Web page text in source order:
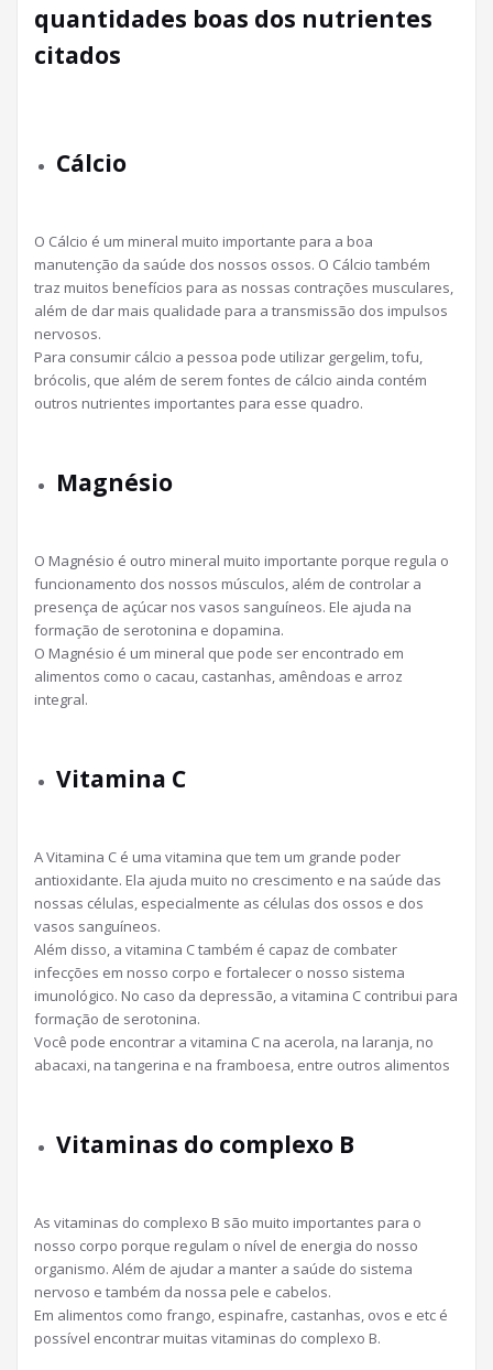
quantidades boas dos nutrientes
citados
Cálcio
O Cálcio é um mineral muito importante para a boa
manutenção da saúde dos nossos ossos. O Cálcio também
traz muitos benefícios para as nossas contrações musculares,
além de dar mais qualidade para a transmissão dos impulsos
nervosos.
Para consumir cálcio a pessoa pode utilizar gergelim, tofu,
brócolis, que além de serem fontes de cálcio ainda contém
outros nutrientes importantes para esse quadro.
Magnésio
O Magnésio é outro mineral muito importante porque regula o
funcionamento dos nossos músculos, além de controlar a
presença de açúcar nos vasos sanguíneos. Ele ajuda na
formação de serotonina e dopamina.
O Magnésio é um mineral que pode ser encontrado em
alimentos como o cacau, castanhas, amêndoas e arroz
integral.
Vitamina C
A Vitamina C é uma vitamina que tem um grande poder
antioxidante. Ela ajuda muito no crescimento e na saúde das
nossas células, especialmente as células dos ossos e dos
vasos sanguíneos.
Além disso, a vitamina C também é capaz de combater
infecções em nosso corpo e fortalecer o nosso sistema
imunológico. No caso da depressão, a vitamina C contribui para
formação de serotonina.
Você pode encontrar a vitamina C na acerola, na laranja, no
abacaxi, na tangerina e na framboesa, entre outros alimentos
Vitaminas do complexo B
As vitaminas do complexo B são muito importantes para o
nosso corpo porque regulam o nível de energia do nosso
organismo. Além de ajudar a manter a saúde do sistema
nervoso e também da nossa pele e cabelos.
Em alimentos como frango, espinafre, castanhas, ovos e etc é
possível encontrar muitas vitaminas do complexo B.